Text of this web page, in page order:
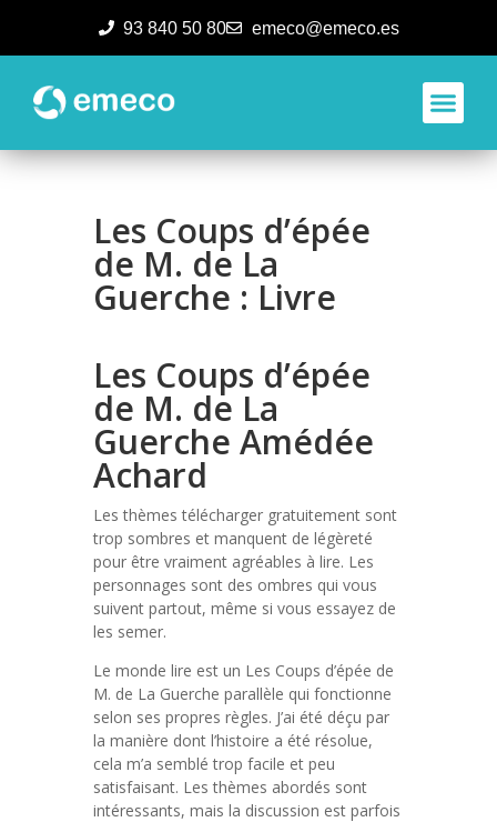
93 840 50 80 emeco@emeco.es
Les Coups d’épée
de M. de La
Guerche : Livre
Les Coups d’épée
de M. de La
Guerche Amédée
Achard
Les thèmes télécharger gratuitement sont
trop sombres et manquent de légèreté
pour être vraiment agréables à lire. Les
personnages sont des ombres qui vous
suivent partout, même si vous essayez de
les semer.
Le monde lire est un Les Coups d’épée de
M. de La Guerche parallèle qui fonctionne
selon ses propres règles. J’ai été déçu par
la manière dont l’histoire a été résolue,
cela m’a semblé trop facile et peu
satisfaisant. Les thèmes abordés sont
intéressants, mais la discussion est parfois